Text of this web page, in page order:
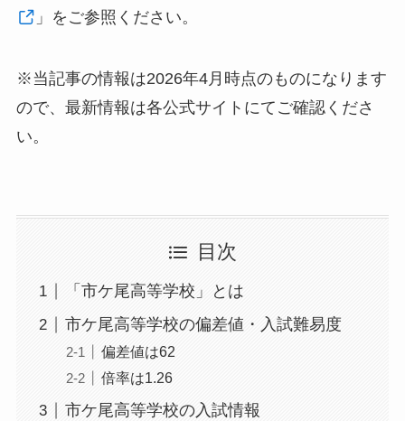
」をご参照ください。
※当記事の情報は2026年4月時点のものになります
ので、最新情報は各公式サイトにてご確認くださ
い。
目次
「市ケ尾高等学校」とは
市ケ尾高等学校の偏差値・入試難易度
偏差値は62
倍率は1.26
市ケ尾高等学校の入試情報